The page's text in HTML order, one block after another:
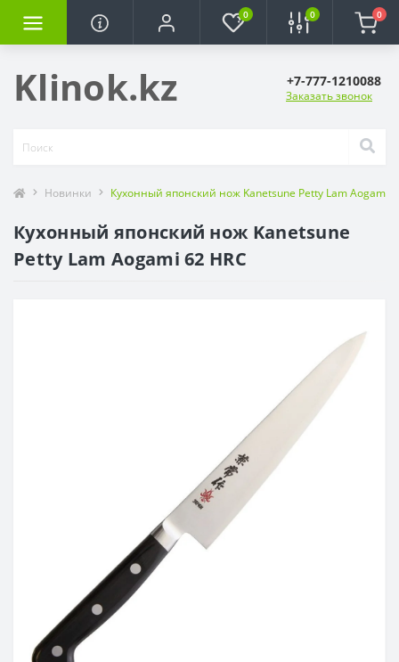
0 0 0
Klinok.kz +7-777-1210088
Заказать звонок
Новинки Кухонный японский нож Kanetsune Petty Lam Aogami
Кухонный японский нож Kanetsune
Petty Lam Aogami 62 HRC